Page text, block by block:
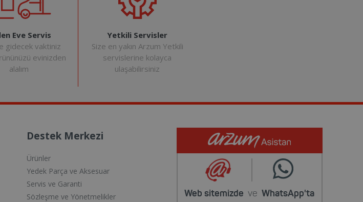
Eve Servis
gidecek vaktiniz
evinizden
alalım
Yetkili Servisler
Size en yakın Arzum Yetkili
servislerine kolayca
ulaşabilirsiniz
Destek Merkezi
Ürünler
Yedek Parça ve Aksesuar
Servis ve Garanti
Sözleşme ve Yönetmelikler
Web sitemizde ve WhatsApp'ta